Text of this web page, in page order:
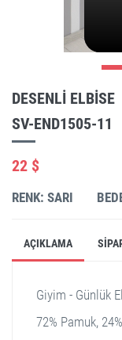
DESENLI ELBISE
SV-END1505-11
22 $
RENK: SARI
AÇIKLAMA
Giyim - Günlük
72% Pamuk,